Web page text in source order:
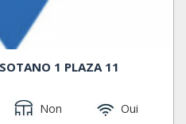
1 PLAZA 11
Non
Oui